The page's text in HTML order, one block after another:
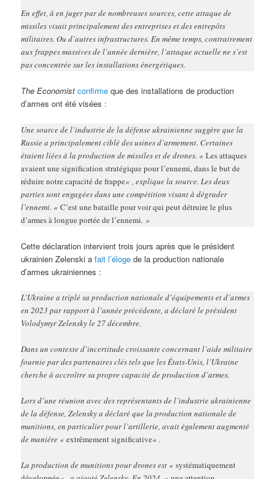
En effet, à en juger par de nombreuses sources, cette attaque de
missiles visait principalement des entreprises et des entrepôts
militaires. Ou d’autres infrastructures. En même temps, contrairement
aux frappes massives de l’année dernière, l’attaque actuelle ne s’est
pas concentrée sur les installations énergétiques.
The Economist confirme que des installations de production
d’armes ont été visées :
Une source de l’industrie de la défense ukrainienne suggère que la
Russie a principalement ciblé des usines d’armement. Certaines
étaient liées à la production de missiles et de drones. «Les attaques
avaient une signification stratégique pour l’ennemi, dans le but de
réduire notre capacité de frappe« , explique la source. Les deux
parties sont engagées dans une compétition visant à dégrader
l’ennemi. «C’est une bataille pour voir qui peut détruire le plus
d’armes à longue portée de l’ennemi. »
Cette déclaration intervient trois jours après que le président
ukrainien Zelenski afait l’éloge de la production nationale
d’armes ukrainiennes :
L’Ukraine a triplé sa production nationale d’équipements et d’armes
en 2023 par rapport à l’année précédente, a déclaré le président
Volodymyr Zelensky le 27 décembre.
Dans un contexte d’incertitude croissante concernant l’aide militaire
fournie par des partenaires clés tels que les États-Unis, l’Ukraine
cherche à accroître sa propre capacité de production d’armes.
Lors d’une réunion avec des représentants de l’industrie ukrainienne
de la défense, Zelensky a déclaré que la production nationale de
munitions, en particulier pour l’artillerie, avait également augmenté
de manière «extrêmement significative« .
La production de munitions pour drones est «systématiquement